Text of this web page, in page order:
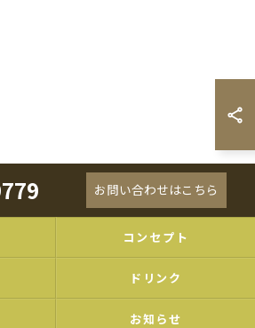
お問い合わせはこちら
コンセプト
ドリンク
お知らせ